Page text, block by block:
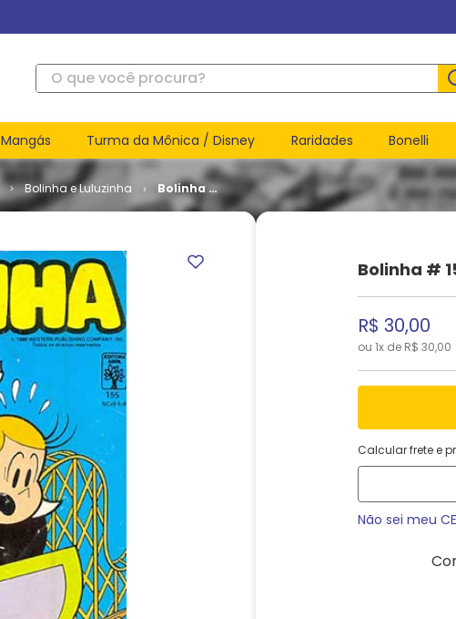
O que você procura?
Mangás Turma da Mônica / Disney Raridades Bonelli
Bolinha e Luluzinha
Bolinha #
155
Bolinha #
R$ 30,00
ou 1x de R$ 30,00
Calcular frete e
Não sei meu